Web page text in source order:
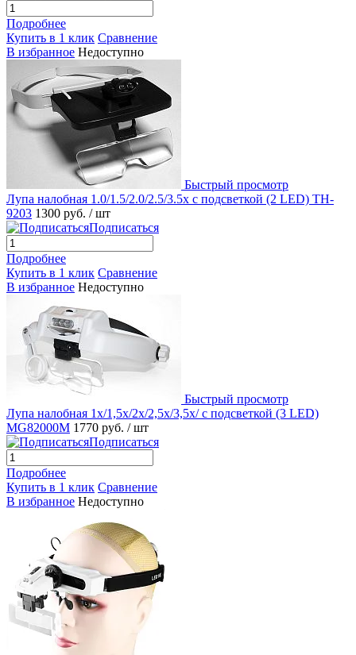
Подробнее
Купить в 1 клик Сравнение
В избранное Недоступно
Быстрый просмотр
Лупа налобная 1.0/1.5/2.0/2.5/3.5x с подсветкой (2 LED) TH-
9203 1300 руб. / шт
Подписаться
Подробнее
Купить в 1 клик Сравнение
В избранное Недоступно
Быстрый просмотр
Лупа налобная 1x/1,5x/2x/2,5x/3,5x/ с подсветкой (3 LED)
MG82000M 1770 руб. / шт
Подписаться
Подробнее
Купить в 1 клик Сравнение
В избранное Недоступно